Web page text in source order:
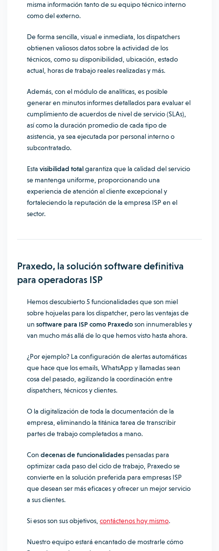
misma información tanto de su equipo técnico interno
como del externo.
De forma sencilla, visual e inmediata, los dispatchers
obtienen valiosos datos sobre la actividad de los
técnicos, como su disponibilidad, ubicación, estado
actual, horas de trabajo reales realizadas y más.
Además, con el módulo de analíticas , es posible
generar en minutos informes detallados para evaluar el
cumplimiento de acuerdos de nivel de servicio (SLAs),
así como la duración promedio de cada tipo de
asistencia, ya sea ejecutada por personal interno o
subcontratado.
Esta visibilidad totalgarantiza que la calidad del servicio
se mantenga uniforme, proporcionando una
experiencia de atención al cliente excepcional y
fortaleciendo la reputación de la empresa ISP en el
sector.
Praxedo, la solución software definitiva
para operadoras ISP
Hemos descubierto 5 funcionalidades que son miel
sobre hojuelas para los dispatcher, pero las ventajas de
un software para ISP como Praxedoson innumerables y
van mucho más allá de lo que hemos visto hasta ahora.
¿Por ejemplo? La configuración de alertas automáticas
que hace que los emails, WhatsApp y llamadas sean
cosa del pasado, agilizando la coordinación entre
dispatchers, técnicos y clientes.
O la digitalización de toda la documentación de la
empresa, eliminando la titánica tarea de transcribir
partes de trabajo completados a mano.
Con decenas de funcionalidades pensadas para
optimizar cada paso del ciclo de trabajo, Praxedo se
convierte en la solución preferida para empresas ISP
que desean ser más eficaces y ofrecer un mejor servicio
a sus clientes.
Si esos son sus objetivos, contáctenos hoy mismo.
Nuestro equipo estará encantado de mostrarle cómo